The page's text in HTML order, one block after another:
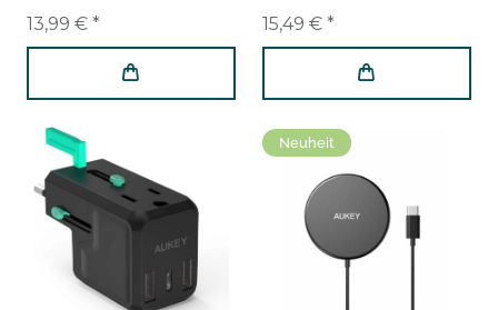
13,99 € * 15,49 € *
Neuheit